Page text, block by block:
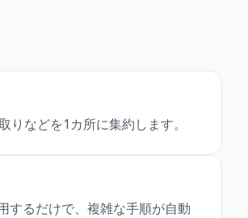
などを1カ所に集約します。
するだけで、複雑な手順が自動